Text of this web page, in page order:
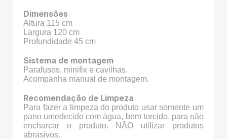
Dimensões
Altura 115 cm
Largura 120 cm
Profundidade 45 cm
Sistema de montagem
Parafusos, minifix e cavilhas.
Acompanha manual de montagem.
Recomendação de Limpeza
Para fazer a limpeza do produto usar somente um
pano umedecido com água, bem torcido, para não
encharcar o produto. NÃO utilizar produtos
abrasivos.